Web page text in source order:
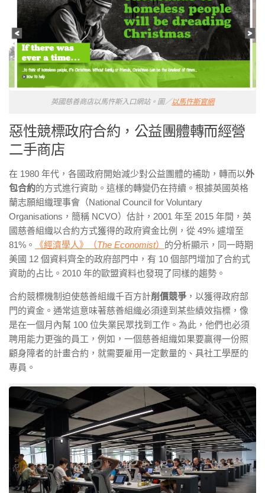
英國慈善商店以馬忤斯入口網站。圖／以馬忤斯官網
惡性競標政府合約，公益團體轉而經營
二手商店
在 1980 年代，各國政府開始減少對公益團體的補助，轉而以外
包合約的方式進行資助。這樣的轉變仍在持續。根據英國英格
蘭志願組織理事會（National Council for Voluntary
Organisations，簡稱 NCVO）估計，2001 年至 2015 年間，英
國慈善組織以合約方式獲得的政府資金比例，從 49% 遽增至
81%。
《經濟學人》（The Economist） 的分析顯示，同一時期
美國 12 個資料齊全的政府部門中，有 10 個部門增加了合約式
資助的占比。2010 年的歐盟資料也發現了同樣的趨勢。
合約競標機制迫使慈善組織千百方計削價競爭 ，以獲得政府部
門的資金。通常這意味著慈善組織必須達到某些績效指標，像
是在一個月內幫 100 位失業民眾找到工作。為此，他們也必須
聘用能力更強的員工，例如，一個慈善組織如果要贏得一份照
顧身障者的計畫合約，就需要雇用一定數量的、具社工學歷的
專員。